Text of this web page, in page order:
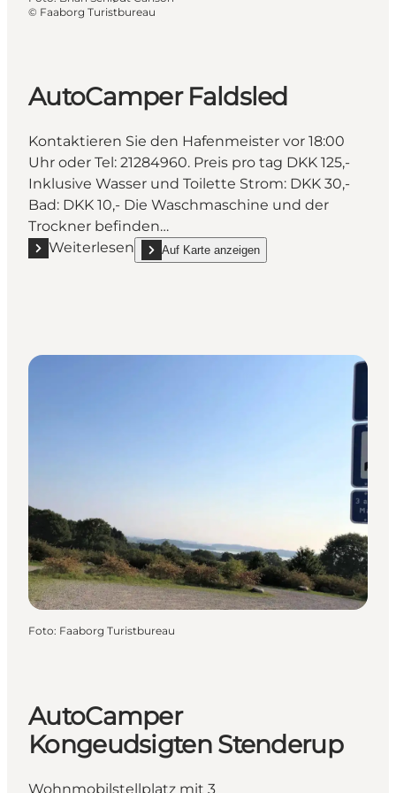
© Faaborg Turistbureau
AutoCamper Faldsled
Kontaktieren Sie den Hafenmeister vor 18:00
Uhr oder Tel: 21284960. Preis pro tag DKK 125,-
Inklusive Wasser und Toilette Strom: DKK 30,-
Bad: DKK 10,- Die Waschmaschine und der
Trockner befinden…
Weiterlesen
Mehr erfahren "AutoCamper Faldsled"
Auf Karte anzeigen
show AutoCamper Faldsled on_map
Foto: Faaborg Turistbureau
AutoCamper
Kongeudsigten Stenderup
Wohnmobilstellplatz mit 3